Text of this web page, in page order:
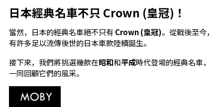
日本經典名車不只 Crown (皇冠)！
當然，日本的經典名車絕不只有Crown (皇冠)。從戰後至今，
有許多足以流傳後世的日本車款陸續誕生。
接下來，我們將挑選幾款在昭和和平成時代登場的經典名車，
一同回顧它們的風采。